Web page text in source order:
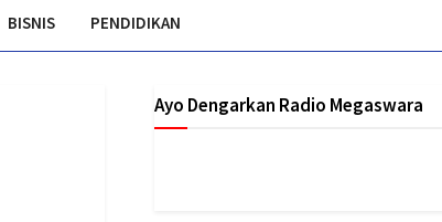
BISNIS PENDIDIKAN
Ayo Dengarkan Radio Megaswara